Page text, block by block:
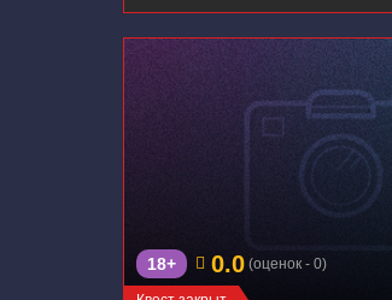
18+ 0.0 (оценок - 0)